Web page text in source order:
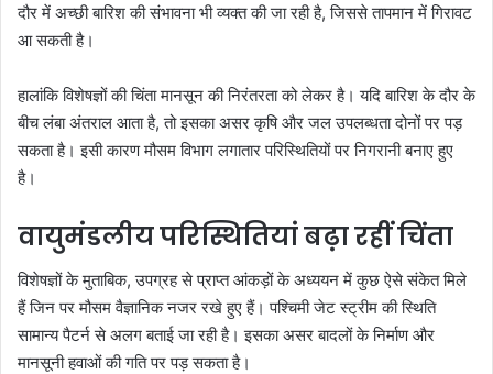
दौर में अच्छी बारिश की संभावना भी व्यक्त की जा रही है, जिससे तापमान में गिरावट
आ सकती है।
हालांकि विशेषज्ञों की चिंता मानसून की निरंतरता को लेकर है। यदि बारिश के दौर के
बीच लंबा अंतराल आता है, तो इसका असर कृषि और जल उपलब्धता दोनों पर पड़
सकता है। इसी कारण मौसम विभाग लगातार परिस्थितियों पर निगरानी बनाए हुए
है।
वायुमंडलीय परिस्थितियां बढ़ा रहीं चिंता
विशेषज्ञों के मुताबिक, उपग्रह से प्राप्त आंकड़ों के अध्ययन में कुछ ऐसे संकेत मिले
हैं जिन पर मौसम वैज्ञानिक नजर रखे हुए हैं। पश्चिमी जेट स्ट्रीम की स्थिति
सामान्य पैटर्न से अलग बताई जा रही है। इसका असर बादलों के निर्माण और
मानसूनी हवाओं की गति पर पड़ सकता है।